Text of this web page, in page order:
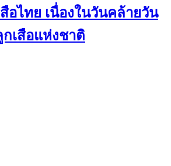
อไทย เนื่องในวันคล้ายวัน
เสือแห่งชาติ